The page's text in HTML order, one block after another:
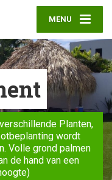
MENU
Planten,
wordt
Volle grond palmen
de hand van een